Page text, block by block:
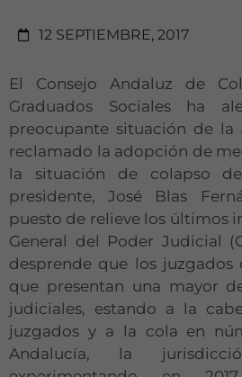
12 SEPTIEMBRE, 2017
El Consejo Andaluz de
Graduados Sociales ha
preocupante situación de la
reclamado la adopción de
la situación de colapso
presidente, José Blas
puesto de relieve los últimos
General del Poder Judicial
desprende que los juzgados
que presentan una mayor
judiciales, estando a la
juzgados y a la cola en
Andalucía, la